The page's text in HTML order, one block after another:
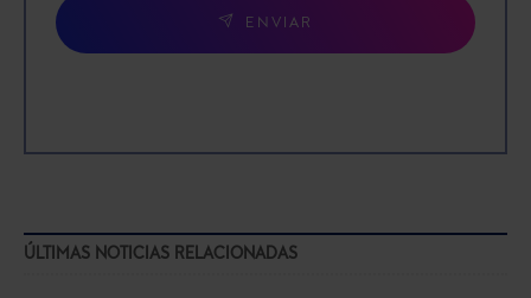
ENVIAR
ÚLTIMAS NOTICIAS RELACIONADAS